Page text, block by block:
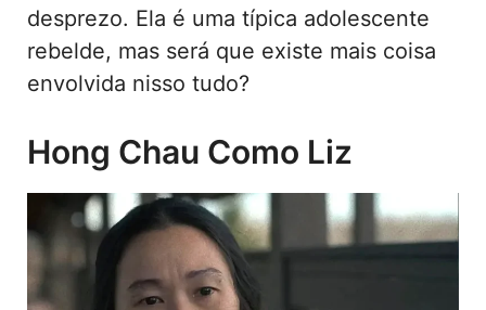
desprezo. Ela é uma típica adolescente
rebelde, mas será que existe mais coisa
envolvida nisso tudo?
Hong Chau Como Liz